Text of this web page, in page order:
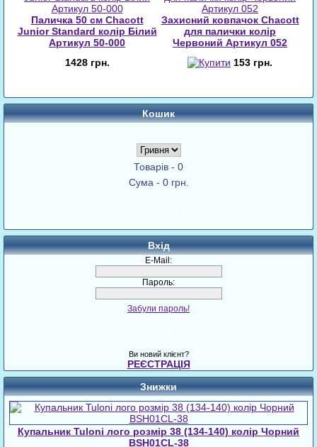
Паличка 50 см Chacott
Junior Standard колір Білий
Артикул 50-000
1428 грн.
Захисний ковпачок Chacott
для палички колір
Червоний Артикул 052
153 грн.
Кошик
Товарів - 0
Сума - 0 грн.
Вхід
E-Mail:
Пароль:
Забули пароль!
Ви новий клієнт?
РЕЄСТРАЦІЯ
Знижки
Купальник Tuloni лого розмір 38 (134-140) колір Чорний
BSH01CL-38